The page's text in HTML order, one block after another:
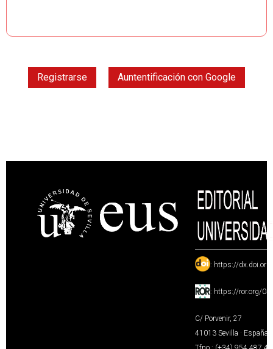
Registrarse Auntentificación con Google
: https://
: https://ror.org/
C/ Porvenir, 27
41013 Sevilla · España